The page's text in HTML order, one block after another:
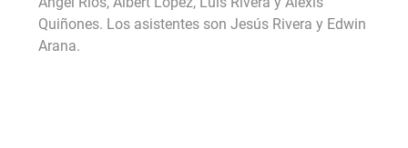
Quiñones. Los asistentes son Jesús Rivera y Edwin
Arana.